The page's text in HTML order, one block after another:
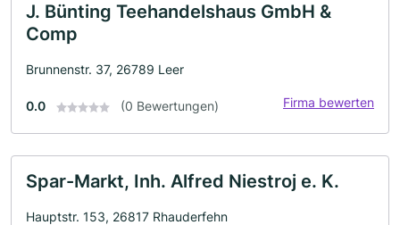
J. Bünting Teehandelshaus GmbH &
Comp
Brunnenstr. 37, 26789 Leer
0.0 (0 Bewertungen) Firma bewerten
Spar-Markt, Inh. Alfred Niestroj e. K.
Hauptstr. 153, 26817 Rhauderfehn